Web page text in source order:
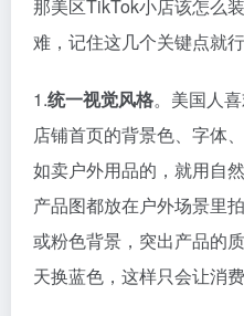
那美区TikTok小店该怎么
难，记住这几个关键点就行
1.统一视觉风格。美国人
店铺首页的背景色、字体
如卖户外用品的，就用自
产品图都放在户外场景里
或粉色背景，突出产品的
天换蓝色，这样只会让消